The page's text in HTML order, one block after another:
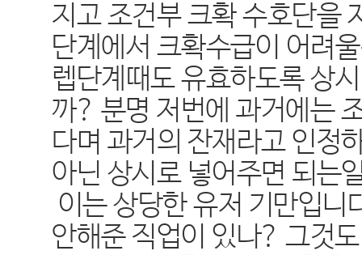
지고 조건부 크확 수호단을
단계에서 크확수급이 어려
렙단계때도 유효하도록 상
까? 분명 저번에 과거에는
다며 과거의 잔재라고 인정
아닌 상시로 넣어주면 되는
이는 상당한 유저 기만입
안해준 직업이 있나? 그것